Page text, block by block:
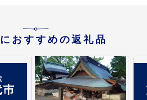
おすすめの返礼品